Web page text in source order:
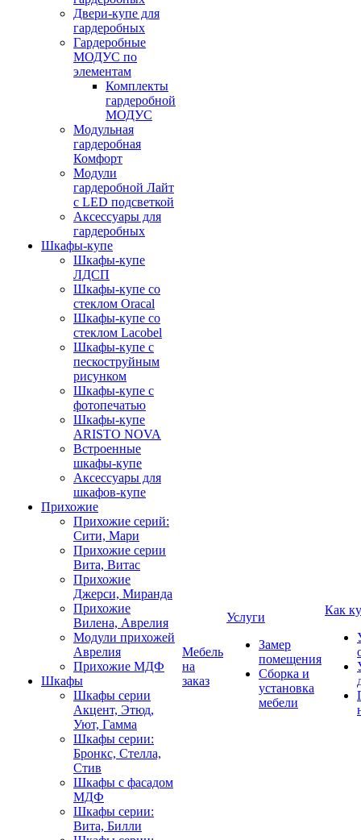
Двери-купе для
гардеробных
Гардеробные
МОДУС по
элементам
Комплекты
гардеробной
МОДУС
Модульная
гардеробная
Комфорт
Модули
гардеробной Лайт
с LED подсветкой
Аксессуары для
гардеробных
Шкафы-купе
Шкафы-купе
ЛДСП
Шкафы-купе со
стеклом Oracal
Шкафы-купе со
стеклом Lacobel
Шкафы-купе с
пескоструйным
рисунком
Шкафы-купе с
фотопечатью
Шкафы-купе
ARISTO NOVA
Встроенные
шкафы-купе
Аксессуары для
шкафов-купе
Прихожие
Прихожие серий:
Сити, Мари
Прихожие серии
Вита, Витас
Прихожие
Джерси, Миранда
Прихожие
Вилена, Аврелия
Модули прихожей
Аврелия
Прихожие МДФ
Шкафы
Шкафы серии
Акцент, Этюд,
Уют, Гамма
Шкафы серии:
Бронкс, Стелла,
Стив
Шкафы с фасадом
МДФ
Шкафы серии:
Вита, Билли
Мебель
на
заказ
Услуги
Замер
помещения
Сборка и
установка
мебели
Как